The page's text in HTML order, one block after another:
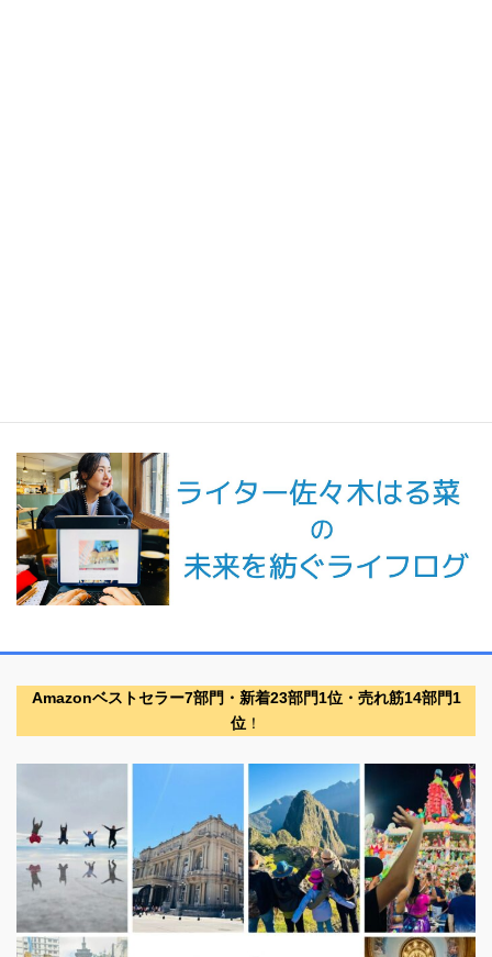
Amazonベストセラー7部門・新着23部門1位・売れ筋14部門1
位 ！